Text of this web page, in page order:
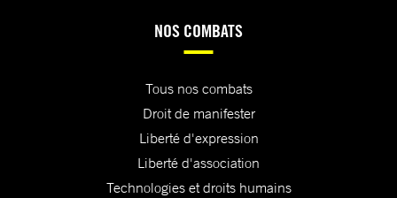
NOS COMBATS
Tous nos combats
Droit de manifester
Liberté d'expression
Liberté d'association
Technologies et droits humains